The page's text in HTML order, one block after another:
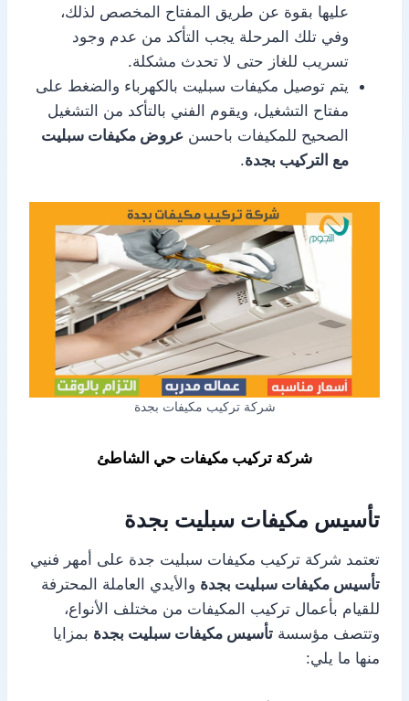
عليها بقوة عن طريق المفتاح المخصص لذلك،
وفي تلك المرحلة يجب التأكد من عدم وجود
تسريب للغاز حتى لا تحدث مشكلة.
يتم توصيل مكيفات سبليت بالكهرباء والضغط على
مفتاح التشغيل، ويقوم الفني بالتأكد من التشغيل
الصحيح للمكيفات باحسن عروض مكيفات سبليت
مع التركيب بجدة.
شركة تركيب مكيفات بجدة
شركة تركيب مكيفات حي الشاطئ
تأسيس مكيفات سبليت بجدة
تعتمد شركة تركيب مكيفات سبليت جدة على أمهر فنيي
تأسيس مكيفات سبليت بجدة والأيدي العاملة المحترفة
للقيام بأعمال تركيب المكيفات من مختلف الأنواع،
وتتصف مؤسسة تأسيس مكيفات سبليت بجدة بمزايا
منها ما يلي: